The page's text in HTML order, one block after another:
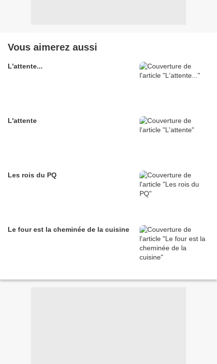
Vous aimerez aussi
L'attente...
L'attente
Les rois du PQ
Le four est la cheminée de la cuisine